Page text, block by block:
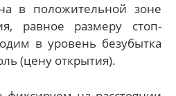
в положительной зоне
равное размеру стоп-
в уровень безубытка
(цену открытия).